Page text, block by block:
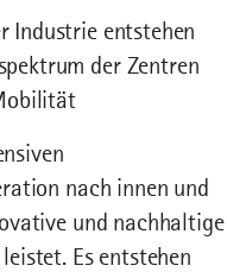
Industrie entstehen
der Zentren
nach innen und
und nachhaltige
Es entstehen